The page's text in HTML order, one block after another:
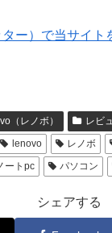
ター）で当サイト
（レノボ）
レビ
lenovo レノボ
ートpc パソコン
シェアする